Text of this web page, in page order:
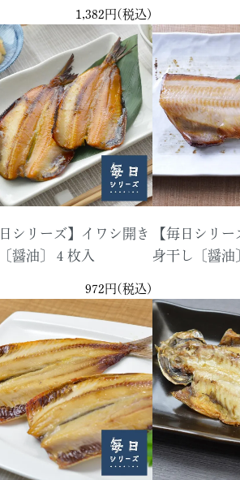
1,382円(税込)
日シリーズ】イワシ開き
醤油〕４枚入
972円(税込)
【毎日シリ
身干し〔醤油